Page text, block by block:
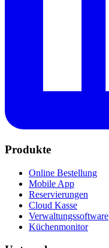
Produkte
Online Bestellung
Mobile App
Reservierungen
Cloud Kasse
Verwaltungssoftware
Küchenmonitor